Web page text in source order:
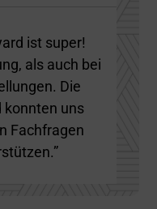
ist super!
als auch bei
Die
konnten uns
Fachfragen